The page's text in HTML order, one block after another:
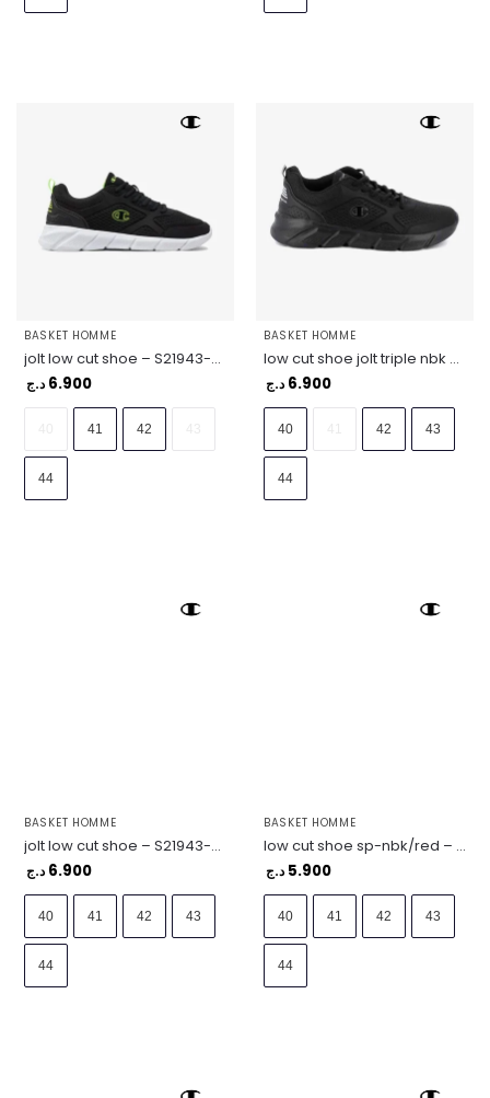
BASKET HOMME
jolt low cut shoe – S21943-KK015
6.900 د.ج
41 42
44
BASKET HOMME
low cut shoe jolt triple nbk – S21943-KK001
6.900 د.ج
40 42 43
44
BASKET HOMME
jolt low cut shoe – S21943-GS524
6.900 د.ج
40 41 42 43
44
BASKET HOMME
low cut shoe sp-nbk/red – S22037-KK001
5.900 د.ج
40 41 42 43
44